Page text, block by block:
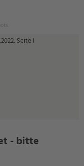
Seite I
- bitte